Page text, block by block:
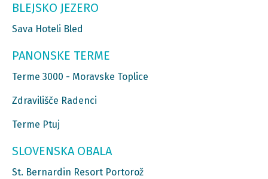
BLEJSKO JEZERO
Sava Hoteli Bled
PANONSKE TERME
Terme 3000 - Moravske Toplice
Zdravilišče Radenci
Terme Ptuj
SLOVENSKA OBALA
St. Bernardin Resort Portorož